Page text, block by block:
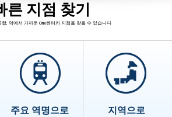
른 지점 찾기
항, 역에서 가까운 Orix렌터카 지점을 찾을 수 있습니다
주요 역명으로 지역으로